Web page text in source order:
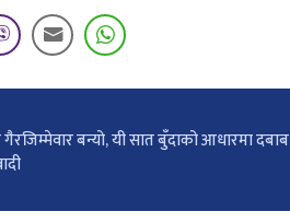
गैरजिम्मेवार बन्यो, यी सात बुँदाको आधारमा दबाब